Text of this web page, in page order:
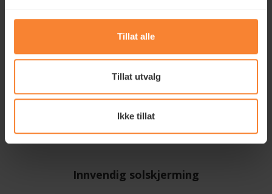
Tillat alle
Tillat utvalg
Ikke tillat
Hovedkontor
Borgeskogen 30, 3160 Stokke
Telefon:+47 917 86 000
Innvendig solskjerming